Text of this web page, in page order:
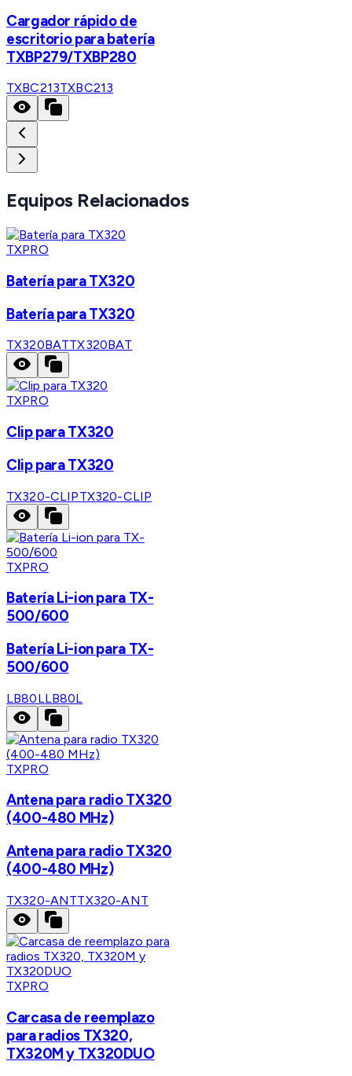
Cargador rápido de
escritorio para batería
TXBP279/TXBP280
TXBC213TXBC213
Equipos Relacionados
TXPRO
Batería para TX320
Batería para TX320
TX320BATTX320BAT
TXPRO
Clip para TX320
Clip para TX320
TX320-CLIPTX320-CLIP
TXPRO
Batería Li-ion para TX-
500/600
Batería Li-ion para TX-
500/600
LB80LLB80L
TXPRO
Antena para radio TX320
(400-480 MHz)
Antena para radio TX320
(400-480 MHz)
TX320-ANTTX320-ANT
TXPRO
Carcasa de reemplazo
para radios TX320,
TX320M y TX320DUO